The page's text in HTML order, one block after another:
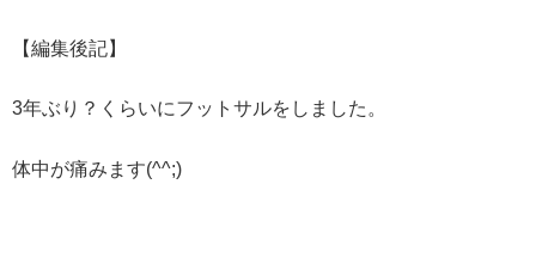
【編集後記】
3年ぶり？くらいにフットサルをしました。
体中が痛みます(^^;)